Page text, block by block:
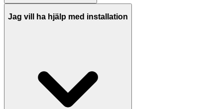
Jag vill ha hjälp med installation